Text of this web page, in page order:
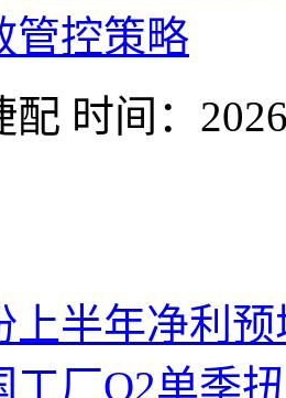
管控策略
配 时间：
上半年净利
工厂Q2单季